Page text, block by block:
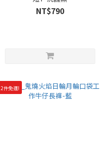
NT$790
2件免運!